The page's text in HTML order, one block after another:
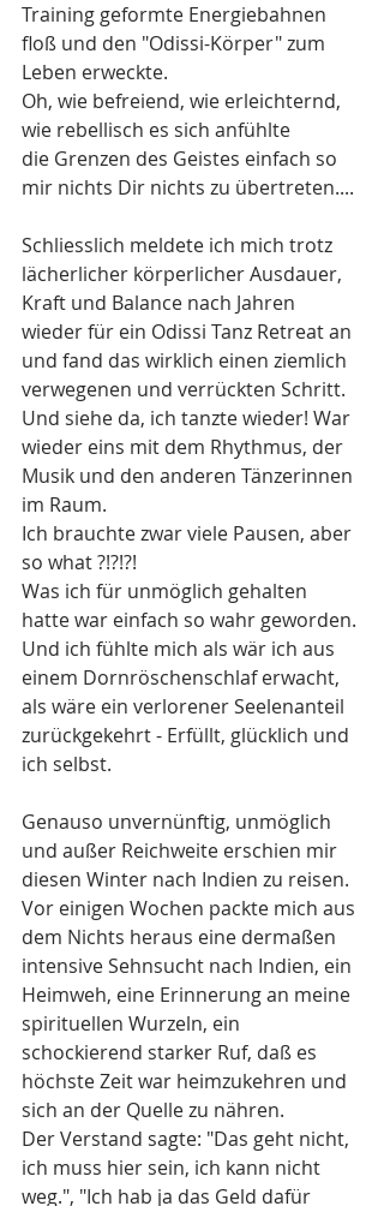
Training geformte Energiebahnen
floß und den "Odissi-Körper" zum
Leben erweckte.
Oh, wie befreiend, wie erleichternd,
wie rebellisch es sich anfühlte
die Grenzen des Geistes einfach so
mir nichts Dir nichts zu übertreten....
Schliesslich meldete ich mich trotz
lächerlicher körperlicher Ausdauer,
Kraft und Balance nach Jahren
wieder für ein Odissi Tanz Retreat an
und fand das wirklich einen ziemlich
verwegenen und verrückten Schritt.
Und siehe da, ich tanzte wieder! War
wieder eins mit dem Rhythmus, der
Musik und den anderen Tänzerinnen
im Raum.
Ich brauchte zwar viele Pausen, aber
so what ?!?!?!
Was ich für unmöglich gehalten
hatte war einfach so wahr geworden.
Und ich fühlte mich als wär ich aus
einem Dornröschenschlaf erwacht,
als wäre ein verlorener Seelenanteil
zurückgekehrt - Erfüllt, glücklich und
ich selbst.
Genauso unvernünftig, unmöglich
und außer Reichweite erschien mir
diesen Winter nach Indien zu reisen.
Vor einigen Wochen packte mich aus
dem Nichts heraus eine dermaßen
intensive Sehnsucht nach Indien, ein
Heimweh, eine Erinnerung an meine
spirituellen Wurzeln, ein
schockierend starker Ruf, daß es
höchste Zeit war heimzukehren und
sich an der Quelle zu nähren.
Der Verstand sagte: "Das geht nicht,
ich muss hier sein, ich kann nicht
weg.", "Ich hab ja das Geld dafür